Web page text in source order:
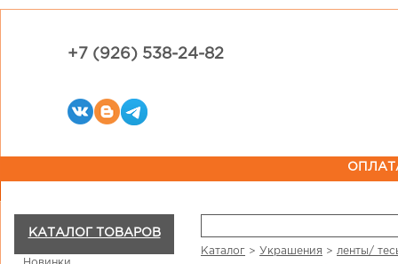
+7 (926) 538-24-82
КАТАЛОГ ТОВАРОВ
Каталог > Украшения > ленты/